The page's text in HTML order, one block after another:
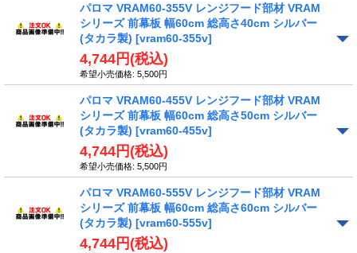
パロマ VRAM60-355V レンジフード部材 VRAM
シリーズ 前幕板 幅60cm 総高さ40cm シルバー
(タカラ製) [vram60-355v]
4,744円 (税込)
希望小売価格: 5,500円
パロマ VRAM60-455V レンジフード部材 VRAM
シリーズ 前幕板 幅60cm 総高さ50cm シルバー
(タカラ製) [vram60-455v]
4,744円 (税込)
希望小売価格: 5,500円
パロマ VRAM60-555V レンジフード部材 VRAM
シリーズ 前幕板 幅60cm 総高さ60cm シルバー
(タカラ製) [vram60-555v]
4,744円 (税込)